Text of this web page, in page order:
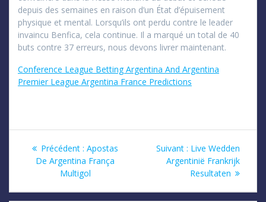
depuis des semaines en raison d’un État d’épuisement
physique et mental. Lorsqu’ils ont perdu contre le leader
invaincu Benfica, cela continue. Il a marqué un total de 40
buts contre 37 erreurs, nous devons livrer maintenant.
Conference League Betting Argentina And Argentina
Premier League Argentina France Predictions
Navigation
l’article
Précédent : Article
précédent
:
Apostas
De Argentina França
Multigol
Suivant : Article
suivant
:
Live Wedden
Argentinië Frankrijk
Resultaten